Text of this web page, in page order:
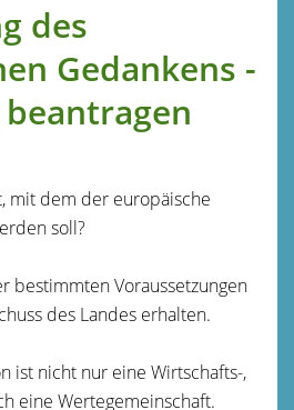
des
Gedankens -
mit dem der europäische
soll?
bestimmten Voraussetzungen
des Landes erhalten.
ist nicht nur eine Wirtschafts-,
eine Wertegemeinschaft.